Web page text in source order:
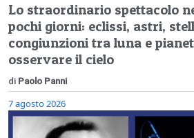
Lo straordinario spettacolo
pochi giorni: eclissi, astri,
congiunzioni tra luna e
osservare il cielo
di Paolo Panni
7 agosto 2026